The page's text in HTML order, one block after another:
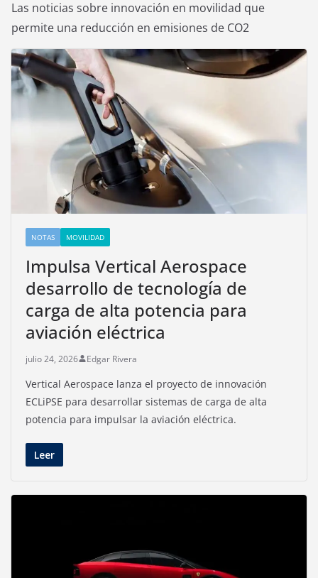
Las noticias sobre innovación en movilidad que
permite una reducción en emisiones de CO2
NOTAS MOVILIDAD
Impulsa Vertical Aerospace
desarrollo de tecnología de
carga de alta potencia para
aviación eléctrica
julio 24, 2026 Edgar Rivera
Vertical Aerospace lanza el proyecto de innovación
ECLiPSE para desarrollar sistemas de carga de alta
potencia para impulsar la aviación eléctrica.
Leer